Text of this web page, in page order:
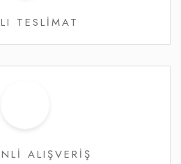
TESLİMAT
ALIŞVERİŞ